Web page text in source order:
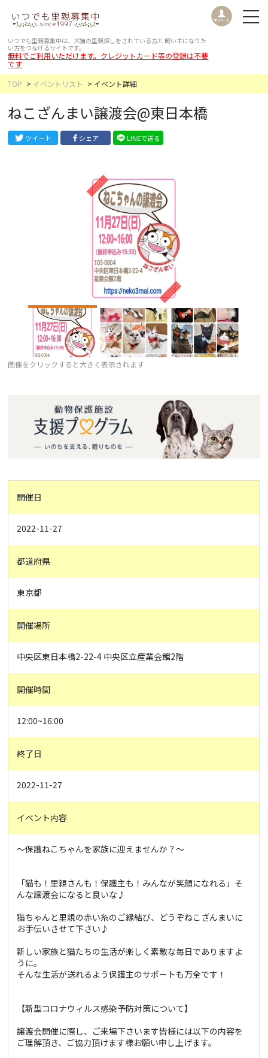
いつでも里親募集中は、犬猫の里親探しをされている方と 飼い主になりた
い方をつなげるサイトです。
無料でご利用いただけます。クレジットカード等の登録は不要
です
TOP
イベントリスト イベント詳細
ねこざんまい譲渡会@東日本橋
ツイート シェア LINEで送る
画像をクリックすると大きく表示されます
開催日
2022-11-27
都道府県
東京都
開催場所
中央区東日本橋2-22-4 中央区立産業会館2階
開催時間
12:00~16:00
終了日
2022-11-27
イベント内容
～保護ねこちゃんを家族に迎えませんか？～
「猫も！里親さんも！保護主も！みんなが笑顔になれる」そ
んな譲渡会になると良いな♪
猫ちゃんと里親の赤い糸のご縁結び、どうぞねこざんまいに
お手伝いさせて下さい♪
新しい家族と猫たちの生活が楽しく素敵な毎日でありますよ
うに。
そんな生活が送れるよう保護主のサポートも万全です！
【新型コロナウィルス感染予防対策について】
譲渡会開催に際し、ご来場下さいます皆様には以下の内容を
ご理解頂き、ご協力頂けます様お願い申し上げます。